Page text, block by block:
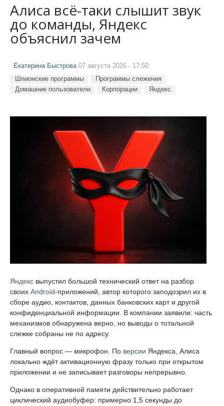
Алиса всё-таки слышит звук
до команды, Яндекс
объяснил зачем
Екатерина Быстрова07 августа 2026 - 17:50
Шпионские программы
Программы слежения
Домашние пользователи
Корпорации Яндекс
Яндекс выпустил большой технический ответ на разбор
своих Android-приложений, автор которого заподозрил их в
сборе аудио, контактов, данных банковских карт и другой
конфиденциальной информации. В компании заявили: часть
механизмов обнаружена верно, но выводы о тотальной
слежке собраны не по адресу.
Главный вопрос — микрофон. По версии Яндекса, Алиса
локально ждёт активационную фразу только при открытом
приложении и не записывает разговоры непрерывно.
Однако в оперативной памяти действительно работает
циклический аудиобуфер: примерно 1,5 секунды до